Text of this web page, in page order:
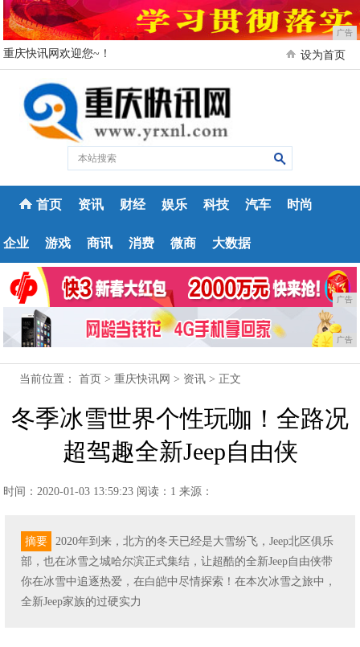
广告
重庆快讯网欢迎您~！ 设为首页
首页 资讯 财经 娱乐 科技 汽车 时尚
企业 游戏 商讯 消费 微商 大数据
广告
广告
当前位置：首页 >重庆快讯网 > 资讯 > 正文
冬季冰雪世界个性玩咖！全路况
超驾趣全新Jeep自由侠
时间：2020-01-03 13:59:23 阅读：1 来源：
摘要
2020年到来，北方的冬天已经是大雪纷飞，Jeep北区俱乐
部，也在冰雪之城哈尔滨正式集结，让超酷的全新Jeep自由侠带
你在冰雪中追逐热爱，在白皑中尽情探索！在本次冰雪之旅中，
全新Jeep家族的过硬实力